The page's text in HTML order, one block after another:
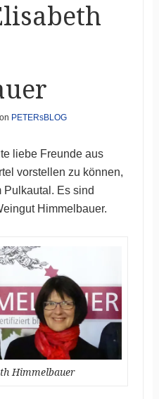
PETERsBLOG
liebe Freunde aus
vorstellen zu können,
Pulkautal. Es sind
Himmelbauer.
Himmelbauer